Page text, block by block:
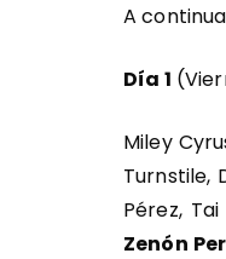
A
Día 1
Miley
Turnstile,
Pérez,
Zenón